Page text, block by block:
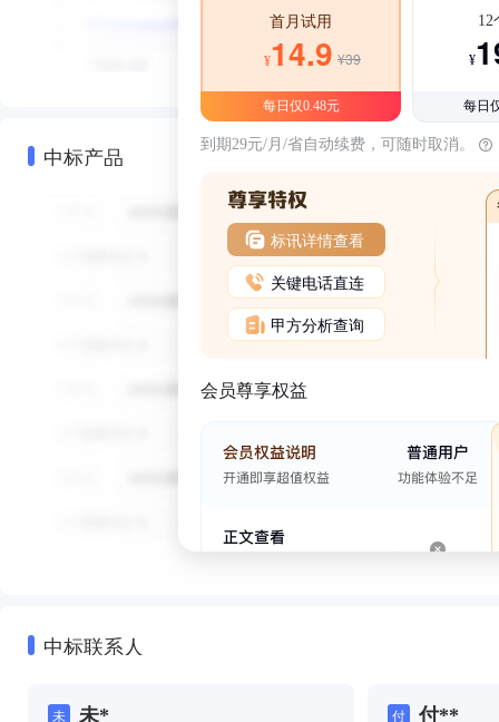
中标产品
首月试用
¥14.9 ¥39
每日仅0.48元
12
¥
每日
到期29元/月/省自动续费，可随时取消。
标讯详情查看
关键电话直连
甲方分析查询
会员尊享权益
中标联系人
未 未* 付 付**